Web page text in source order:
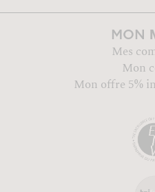
MON
Mes
Mon
Mon offre 5%